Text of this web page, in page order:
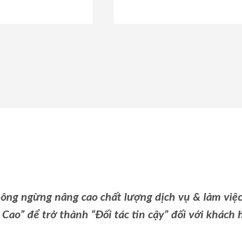
ngừng nâng cao chất lượng dịch vụ & làm
Cao” để trở thành “Đối tác tin cậy” đối với khách